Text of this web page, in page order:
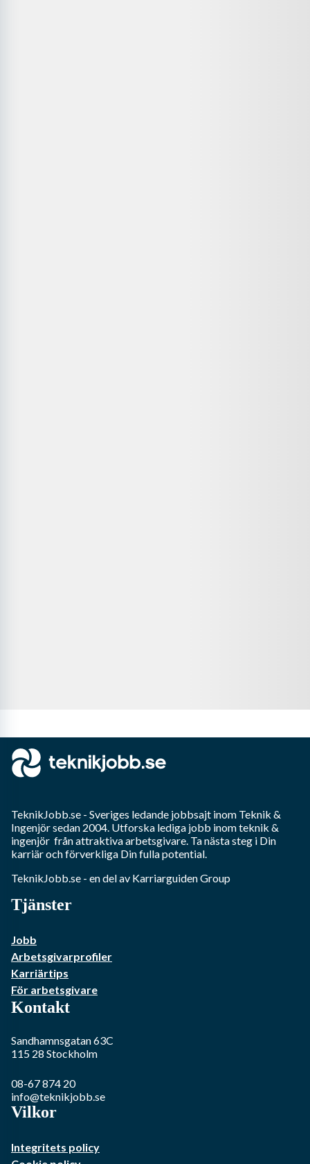
TeknikJobb.se - Sveriges ledande jobbsajt inom Teknik &
Ingenjörsedan 2004. Utforska lediga jobb inomteknik &
ingenjör från attraktiva arbetsgivare. Ta nästa steg i Din
karriär och förverkliga Din fulla potential.
TeknikJobb.se - en del av Karriarguiden Group
Tjänster
Jobb
Arbetsgivarprofiler
Karriärtips
För arbetsgivare
Kontakt
Sandhamnsgatan 63C
115 28 Stockholm
08-67 874 20
info@teknikjobb.se
Vilkor
Integritets policy